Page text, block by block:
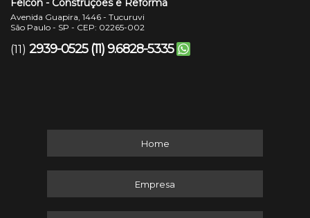
Felcon - Construções e Reforma
Avenida Guapira, 1446 - Tucuruvi
São Paulo - SP - CEP: 02265-002
(11) 2939-0525 (11) 9.6828-5335
Home
Empresa